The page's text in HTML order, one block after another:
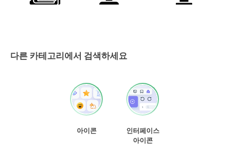
다른 카테고리에서 검색하세요
아이콘
인터페이스
아이콘